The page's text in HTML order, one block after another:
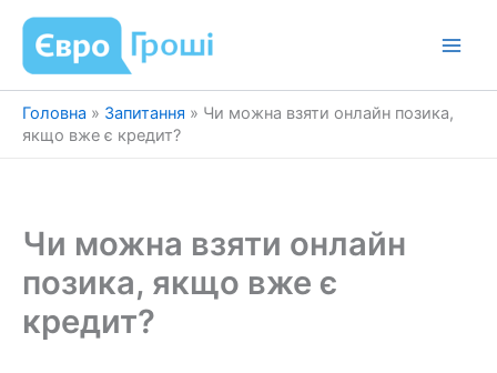
Перейти
вмісту
Головна » Запитання » Чи можна взяти онлайн позика,
якщо вже є кредит?
Чи можна взяти онлайн
позика, якщо вже є
кредит?